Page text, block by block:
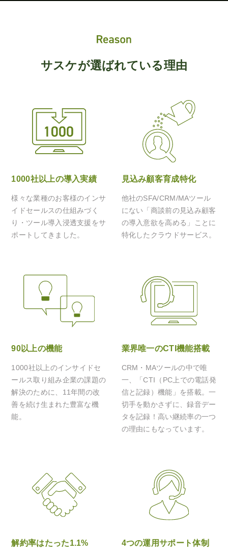
サスケが選ばれている理由
1000社以上の導入実績
様々な業種のお客様のインサ
イドセールスの仕組みづく
り・ツール導入浸透支援をサ
ポートしてきました。
見込み顧客育成特化
他社のSFA/CRM/MAツール
にない「商談前の見込み顧客
の導入意欲を高める」ことに
特化したクラウドサービス。
90以上の機能
1000社以上のインサイドセ
ールス取り組み企業の課題の
解決のために、11年間の改
善を続け生まれた豊富な機
能。
業界唯一のCTI機能搭載
CRM・MAツールの中で唯
一、「CTI（PC上での電話発
信と記録）機能」を搭載。一
切手を動かさずに、録音デー
タを記録！高い継続率の一つ
の理由にもなっています。
解約率はたった1.1% 4つの運用サポート体制